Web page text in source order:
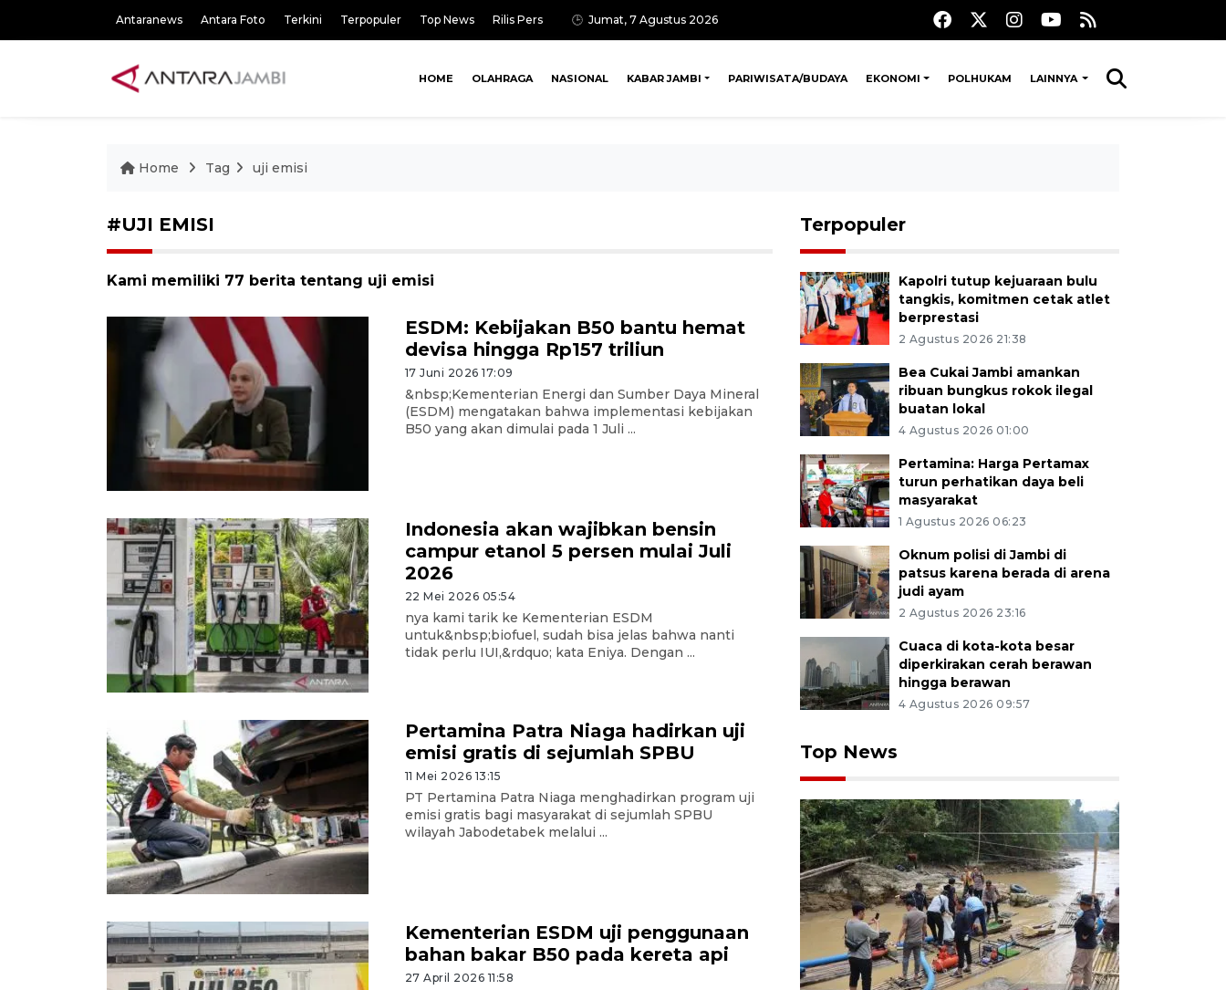
Antaranews Antara Foto Terkini Terpopuler Top News Rilis Pers Jumat, 7 Agustus 2026
HOME OLAHRAGA NASIONAL KABAR JAMBI PARIWISATA/BUDAYA EKONOMI POLHUKAM LAINNYA
Home Tag uji emisi
#UJI EMISI
Kami memiliki 77 berita tentang uji emisi
ESDM: Kebijakan B50 bantu hemat
devisa hingga Rp157 triliun
17 Juni 2026 17:09
&nbsp;Kementerian Energi dan Sumber Daya Mineral
(ESDM) mengatakan bahwa implementasi kebijakan
B50 yang akan dimulai pada 1 Juli ...
Indonesia akan wajibkan bensin
campur etanol 5 persen mulai Juli
2026
22 Mei 2026 05:54
nya kami tarik ke Kementerian ESDM
untuk&nbsp;biofuel, sudah bisa jelas bahwa nanti
tidak perlu IUI,&rdquo; kata Eniya. Dengan ...
Pertamina Patra Niaga hadirkan uji
emisi gratis di sejumlah SPBU
11 Mei 2026 13:15
PT Pertamina Patra Niaga menghadirkan program uji
emisi gratis bagi masyarakat di sejumlah SPBU
wilayah Jabodetabek melalui ...
Kementerian ESDM uji penggunaan
bahan bakar B50 pada kereta api
27 April 2026 11:58
Terpopuler
Kapolri tutup kejuaraan bulu
tangkis, komitmen cetak atlet
berprestasi
2 Agustus 2026 21:38
Bea Cukai Jambi amankan
ribuan bungkus rokok ilegal
buatan lokal
4 Agustus 2026 01:00
Pertamina: Harga Pertamax
turun perhatikan daya beli
masyarakat
1 Agustus 2026 06:23
Oknum polisi di Jambi di
patsus karena berada di arena
judi ayam
2 Agustus 2026 23:16
Cuaca di kota-kota besar
diperkirakan cerah berawan
hingga berawan
4 Agustus 2026 09:57
Top News